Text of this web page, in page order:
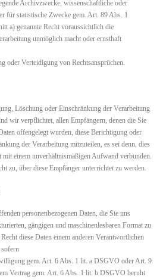
Archivzwecke, wissenschaftliche oder
für statistische Zwecke gem. Art. 89 Abs. 1
a) genannte Recht voraussichtlich die
unmöglich macht oder ernsthaft
oder Verteidigung von Rechtsansprüchen.
Löschung oder Einschränkung der Verarbeitung
wir verpflichtet, allen Empfängern, denen die Sie
offengelegt wurden, diese Berichtigung oder
der Verarbeitung mitzuteilen, es sei denn, dies
einem unverhältnismäßigen Aufwand verbunden.
zu, über diese Empfänger unterrichtet zu werden.
personenbezogenen Daten, die Sie uns
gängigen und maschinenlesbaren Format zu
diese Daten einem anderen Verantwortlichen
gem. Art. 6 Abs. 1 lit. a DSGVO oder Art. 9
Vertrag gem. Art. 6 Abs. 1 lit. b DSGVO beruht